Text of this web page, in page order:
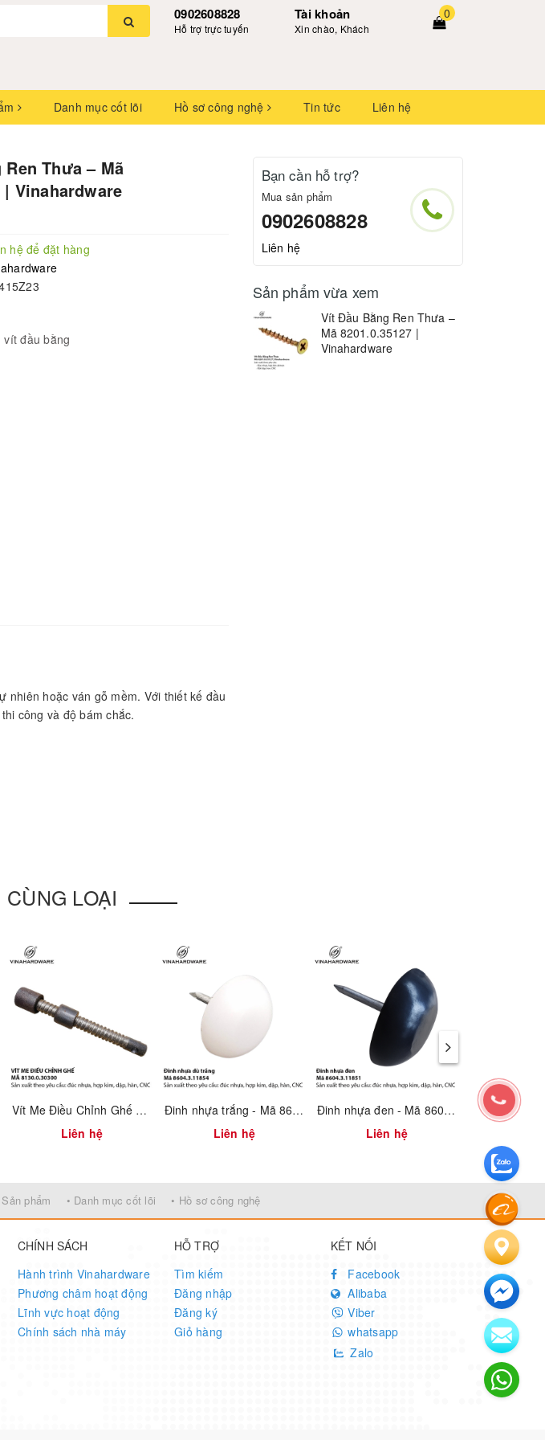
0902608828
Hỗ trợ trực tuyến
Tài khoản
Xin chào, Khách
0
Danh mục cốt lõi Hồ sơ công nghệ Tin tức Liên hệ
Thưa – Mã
| Vinahardware
hệ để đặt hàng
vít đầu bằng
nhiên hoặc ván gỗ mềm. Với thiết kế đầu
công và độ bám chắc.
Bạn cần hỗ trợ?
Mua sản phẩm
0902608828
Liên hệ
Sản phẩm vừa xem
Vít Đầu Bằng Ren Thưa –
Mã 8201.0.35127 |
Vinahardware
LOẠI
Vít Me Điều Chỉnh Ghế – Mã 8130.0.30300
Liên hệ
Đinh nhựa trắng - Mã 8604.3.11854
Liên hệ
Đinh nhựa đen - Mã 8604.3.11851
Liên hệ
Sản phẩm • Danh mục cốt lõi • Hồ sơ công nghệ
CHÍNH SÁCH
Hành trình Vinahardware
Phương châm hoạt động
Lĩnh vực hoạt động
Chính sách nhà máy
HỖ TRỢ
Tìm kiếm
Đăng nhập
Đăng ký
Giỏ hàng
KẾT NỐI
Facebook
Alibaba
Viber
whatsapp
Zalo